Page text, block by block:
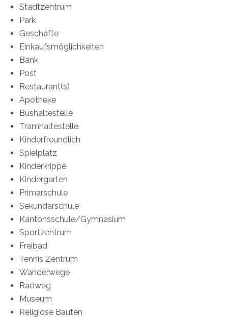
Stadtzentrum
Park
Geschäfte
Einkaufsmöglichkeiten
Bank
Post
Restaurant(s)
Apotheke
Bushaltestelle
Tramhaltestelle
Kinderfreundlich
Spielplatz
Kinderkrippe
Kindergarten
Primarschule
Sekundarschule
Kantonsschule/Gymnasium
Sportzentrum
Freibad
Tennis Zentrum
Wanderwege
Radweg
Museum
Religiöse Bauten